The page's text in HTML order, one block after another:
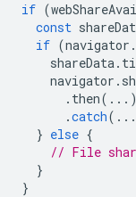
if (
const
if (navigator .
shareData.
navigator .
. then(...)
.catch
} else {
// File
}
}